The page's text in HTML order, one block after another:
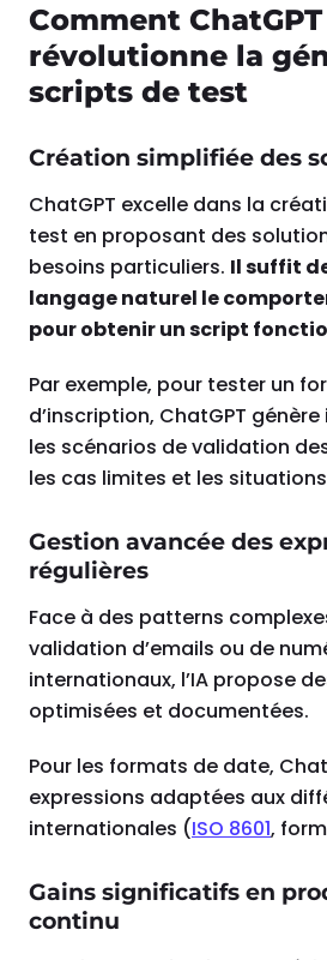
Comment ChatGPT
révolutionne la
scripts de test
Création simplifiée des
ChatGPT excelle dans la
test en proposant des
besoins particuliers. Il suffit
langage naturel le
pour obtenir un script
Par exemple, pour tester un
d’inscription, ChatGPT
les scénarios de validation
les cas limites et les situations
Gestion avancée des
régulières
Face à des patterns
validation d’emails ou de
internationaux, l’IA propose
optimisées et documentées.
Pour les formats de date,
expressions adaptées aux
internationales (ISO 8601,
Gains significatifs en
continu